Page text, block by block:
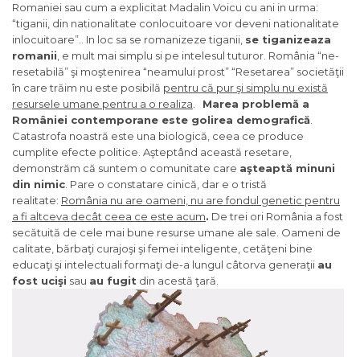
Romaniei sau cum a explicitat Madalin Voicu cu ani in urma:
“tiganii, din nationalitate conlocuitoare vor deveni nationalitate
inlocuitoare”.. In loc sa se romanizeze tiganii, se tiganizeaza
romanii , e mult mai simplu si pe intelesul tuturor. România “ne-
resetabilă” şi moştenirea “neamului prost” “Resetarea” societăţii
în care trăim nu este posibilă pentru că pur şi simplu nu există
resursele umane pentru a o realiza
Marea problemă a
României contemporane este golirea demografică
Catastrofa noastră este una biologică, ceea ce produce
cumplite efecte politice. Aşteptând această resetare,
demonstrăm că suntem o comunitate care aşteaptă minuni
din nimic . Pare o constatare cinică, dar e o tristă
realitate: România nu are oameni, nu are fondul genetic pentru
a fi altceva decât ceea ce este acum. De trei ori România a fost
secătuită de cele mai bune resurse umane ale sale. Oameni de
calitate, bărbaţi curajoşi şi femei inteligente, cetăţeni bine
educaţi şi intelectuali formaţi de-a lungul câtorva generaţii au
fost ucişi sau au fugit din acestă ţară.